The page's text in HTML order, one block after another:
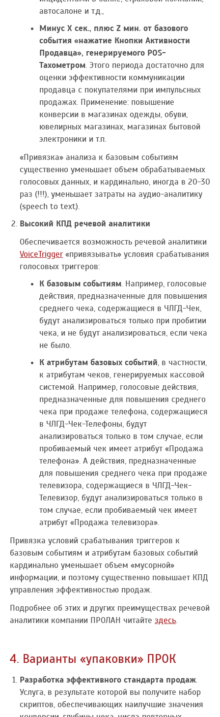
автосалоне и т.д.,
Минус Х сек., плюс Z мин. от базового
события «нажатие Кнопки Активности
Продавца», генерируемого POS-
Тахометром. Этого периода достаточно для
оценки эффективности коммуникации
продавца с покупателями при импульсных
продажах. Применение: повышение
конверсии в магазинах одежды, обуви,
ювелирных магазинах, магазинах бытовой
электроники и т.п.
«Привязка» анализа к базовым событиям
существенно уменьшает объем обрабатываемых
голосовых данных, и кардинально, иногда в 20-30
раз (!!!), уменьшает затраты на аудио-аналитику
(speech to text).
Высокий КПД речевой аналитики
Обеспечивается возможность речевой аналитики
VoiceTrigger «привязывать» условия срабатывания
голосовых триггеров:
К базовым событиям. Например, голосовые
действия, предназначенные для повышения
среднего чека, содержащиеся в ЧЛГД-Чек,
будут анализироваться только при пробитии
чека, и не будут анализироваться, если чека
не было.
К атрибутам базовых событий, в частности,
к атрибутам чеков, генерируемых кассовой
системой. Например, голосовые действия,
предназначенные для повышения среднего
чека при продаже телефона, содержащиеся
в ЧЛГД-Чек-Телефоны, будут
анализироваться только в том случае, если
пробиваемый чек имеет атрибут «Продажа
телефона». А действия, предназначенные
для повышения среднего чека при продаже
телевизора, содержащиеся в ЧЛГД-Чек-
Телевизор, будут анализироваться только в
том случае, если пробиваемый чек имеет
атрибут «Продажа телевизора».
Привязка условий срабатывания триггеров к
базовым событиям и атрибутам базовых событий
кардинально уменьшает объем «мусорной»
информации, и поэтому существенно повышает КПД
управления эффективностью продаж.
Подробнее об этих и других преимуществах речевой
аналитики компании ПРОЛАН читайте здесь.
4. Варианты «упаковки» ПРОК
Разработка эффективного стандарта продаж.
Услуга, в результате которой вы получите набор
скриптов, обеспечивающих наилучшие значения